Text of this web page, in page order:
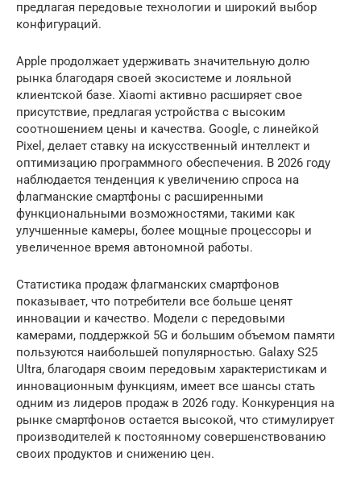
предлагая передовые технологии и широкий выбор
конфигураций.
Apple продолжает удерживать значительную долю
рынка благодаря своей экосистеме и лояльной
клиентской базе. Xiaomi активно расширяет свое
присутствие, предлагая устройства с высоким
соотношением цены и качества. Google, с линейкой
Pixel, делает ставку на искусственный интеллект и
оптимизацию программного обеспечения. В 2026 году
наблюдается тенденция к увеличению спроса на
флагманские смартфоны с расширенными
функциональными возможностями, такими как
улучшенные камеры, более мощные процессоры и
увеличенное время автономной работы.
Статистика продаж флагманских смартфонов
показывает, что потребители все больше ценят
инновации и качество. Модели с передовыми
камерами, поддержкой 5G и большим объемом памяти
пользуются наибольшей популярностью. Galaxy S25
Ultra, благодаря своим передовым характеристикам и
инновационным функциям, имеет все шансы стать
одним из лидеров продаж в 2026 году. Конкуренция на
рынке смартфонов остается высокой, что стимулирует
производителей к постоянному совершенствованию
своих продуктов и снижению цен.